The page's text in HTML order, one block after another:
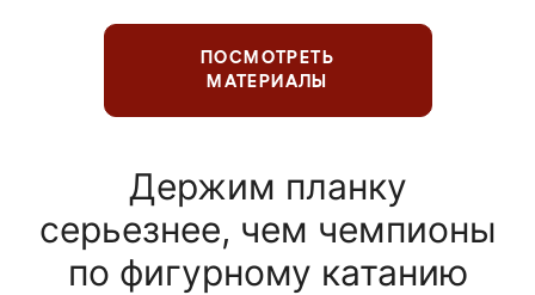
ПОСМОТРЕТЬ
МАТЕРИАЛЫ
Держим планку
серьезнее, чем чемпионы
по фигурному катанию